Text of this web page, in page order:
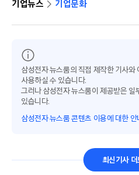
기업뉴스
기업문화
삼성전자 뉴스룸의 직접 제작한 기사와
사용하실 수 있습니다.
그러나 삼성전자 뉴스룸이 제공받은 일
있습니다.
삼성전자 뉴스룸 콘텐츠 이용에 대한 안
최신기사 더